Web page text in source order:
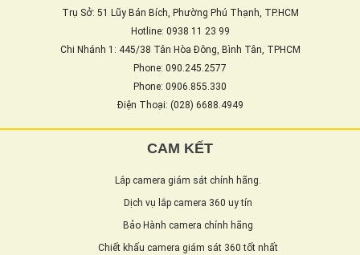
Trụ Sở: 51 Lũy Bán Bích, Phường Phú Thạnh, TP.HCM
Hotline: 0938 11 23 99
Chi Nhánh 1: 445/38 Tân Hòa Đông, Bình Tân, TPHCM
Phone: 090.245.2577
Phone: 0906.855.330
Điện Thoại: (028) 6688.4949
CAM KẾT
Lắp camera giám sát chính hãng.
Dịch vụ lắp camera 360 uy tín
Bảo Hành camera chính hãng
Chiết khấu camera giám sát 360 tốt nhất